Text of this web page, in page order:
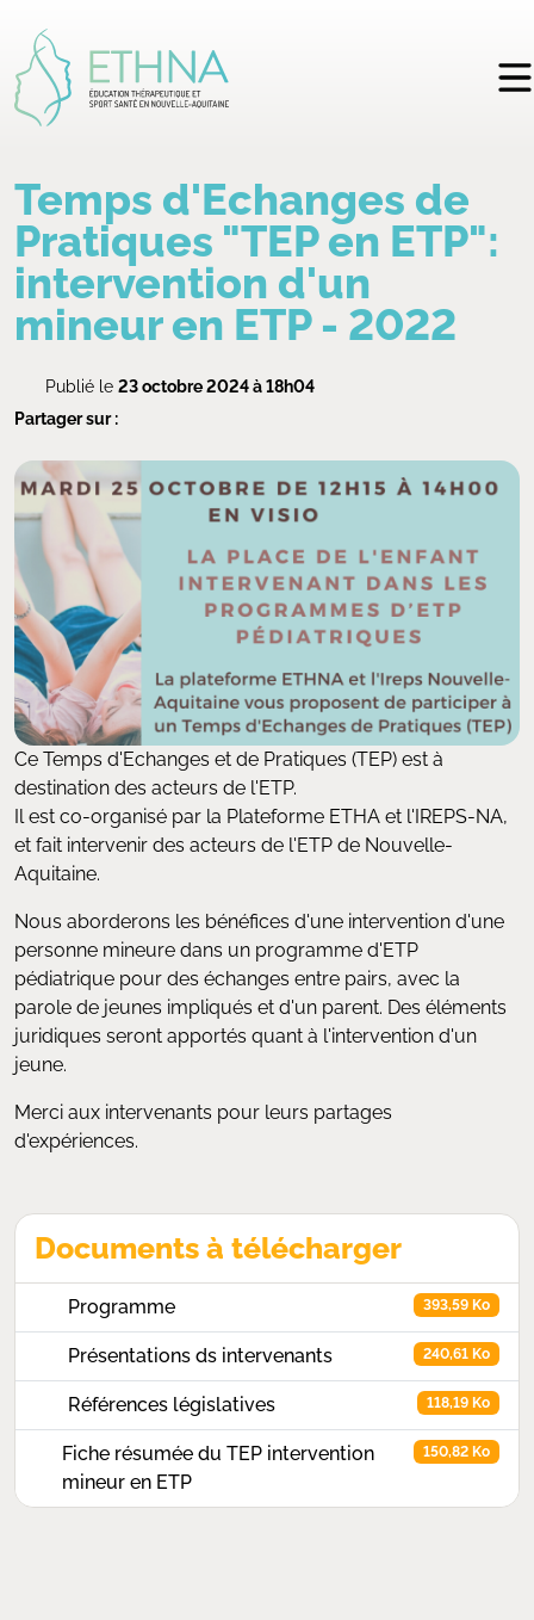
Temps d'Echanges de
Pratiques "TEP en ETP":
intervention d'un
mineur en ETP - 2022
Publié le 23 octobre 2024 à 18h04
Partager sur :
Ce Temps d'Echanges et de Pratiques (TEP) est à
destination des acteurs de l'ETP.
Il est co-organisé par la Plateforme ETHA et l'IREPS-NA,
et fait intervenir des acteurs de l'ETP de Nouvelle-
Aquitaine.
Nous aborderons les bénéfices d'une intervention d'une
personne mineure dans un programme d'ETP
pédiatrique pour des échanges entre pairs, avec la
parole de jeunes impliqués et d'un parent. Des éléments
juridiques seront apportés quant à l'intervention d'un
jeune.
Merci aux intervenants pour leurs partages
d'expériences.
Documents à télécharger
Programme 393,59 Ko
Présentations ds intervenants 240,61 Ko
Références législatives 118,19 Ko
Fiche résumée du TEP intervention
mineur en ETP
150,82 Ko